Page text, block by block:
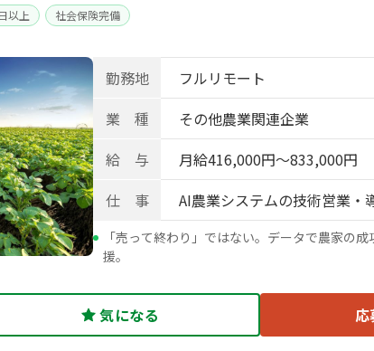
以上 社会保険完備
勤務地
フルリモート
業 種
その他農業関連企業
給 与
月給416,000円～833,000円
仕 事
AI農業システムの技術営業・
「売って終わり」ではない。データで農家の
援。
気になる